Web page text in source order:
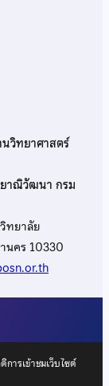
วิทยาศาสตร์
ยาณิวัฒนา กรม
ทยาลัย
นคร 10330
ารเข้าชมเว็บไซต์